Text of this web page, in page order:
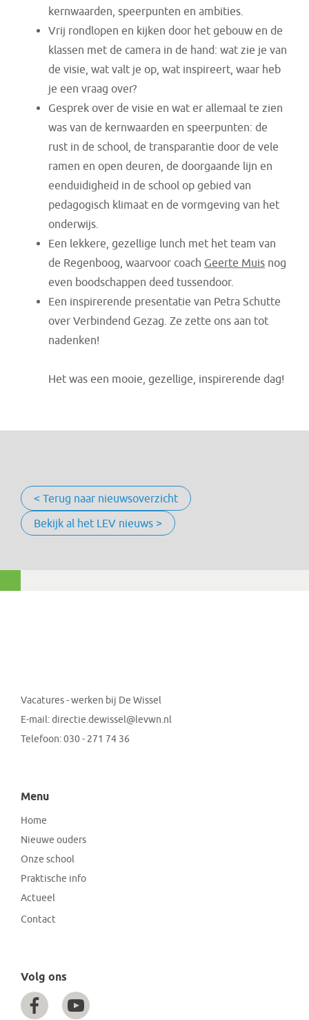
kernwaarden, speerpunten en ambities.
Vrij rondlopen en kijken door het gebouw en de
klassen met de camera in de hand: wat zie je van
de visie, wat valt je op, wat inspireert, waar heb
je een vraag over?
Gesprek over de visie en wat er allemaal te zien
was van de kernwaarden en speerpunten: de
rust in de school, de transparantie door de vele
ramen en open deuren, de doorgaande lijn en
eenduidigheid in de school op gebied van
pedagogisch klimaat en de vormgeving van het
onderwijs.
Een lekkere, gezellige lunch met het team van
de Regenboog, waarvoor coach Geerte Muis nog
even boodschappen deed tussendoor.
Een inspirerende presentatie van Petra Schutte
over Verbindend Gezag. Ze zette ons aan tot
nadenken!
Het was een mooie, gezellige, inspirerende dag!
< Terug naar nieuwsoverzicht
Bekijk al het LEV nieuws >
Vacatures - werken bij De Wissel
E-mail:directie.dewissel@levwn.nl
Telefoon:030 - 271 74 36
Menu
Home
Nieuwe ouders
Onze school
Praktische info
Actueel
Contact
Volg ons